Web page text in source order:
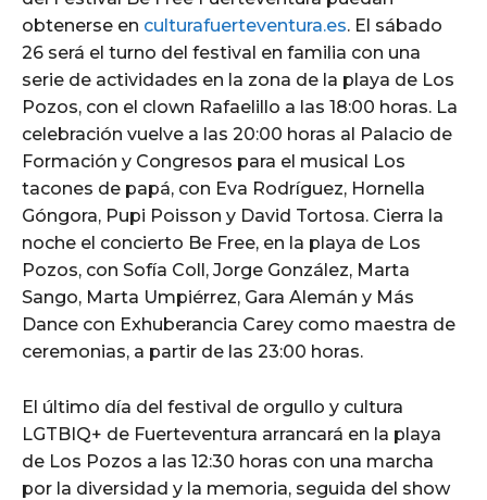
obtenerse en culturafuerteventura.es. El sábado
26 será el turno del festival en familia con una
serie de actividades en la zona de la playa de Los
Pozos, con el clown Rafaelillo a las 18:00 horas. La
celebración vuelve a las 20:00 horas al Palacio de
Formación y Congresos para el musical Los
tacones de papá, con Eva Rodríguez, Hornella
Góngora, Pupi Poisson y David Tortosa. Cierra la
noche el concierto Be Free, en la playa de Los
Pozos, con Sofía Coll, Jorge González, Marta
Sango, Marta Umpiérrez, Gara Alemán y Más
Dance con Exhuberancia Carey como maestra de
ceremonias, a partir de las 23:00 horas.
El último día del festival de orgullo y cultura
LGTBIQ+ de Fuerteventura arrancará en la playa
de Los Pozos a las 12:30 horas con una marcha
por la diversidad y la memoria, seguida del show